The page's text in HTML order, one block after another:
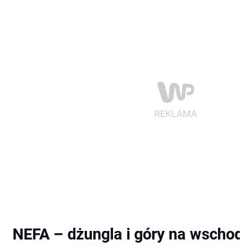
NEFA – dżungla i góry na